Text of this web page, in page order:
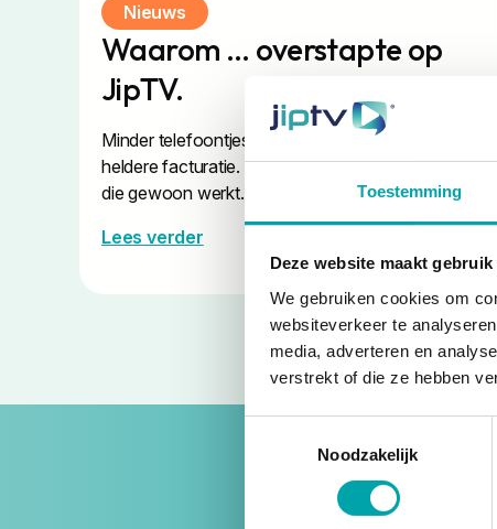
Toestemming
Deze website maakt
We gebruiken cookies om
websiteverkeer te
media, adverteren en
verstrekt of die ze hebben
Noodzakelijk
Nieuws
Waarom … overstapte op
JipTV.
Minder telefoontjes, tevreden bewoners en
heldere facturatie. … heeft eindelijk een oplossing
die gewoon werkt.
Lees verder